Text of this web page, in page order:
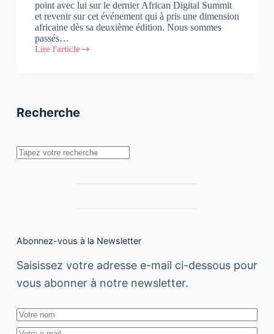
point avec lui sur le dernier African Digital Summit
et revenir sur cet événement qui à pris une dimension
africaine dès sa deuxième édition. Nous sommes
passés…
Lire l'article
Entretien
GAM
Recherche
Rechercher
Abonnez-vous à la Newsletter
Saisissez votre adresse e-mail ci-dessous pour
vous abonner à notre newsletter.